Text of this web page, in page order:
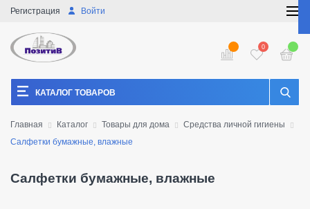
Войти
Регистрация
0
КАТАЛОГ ТОВАРОВ
Главная Каталог Товары для дома
Средства личной гигиены
Салфетки бумажные, влажные
Салфетки бумажные, влажные